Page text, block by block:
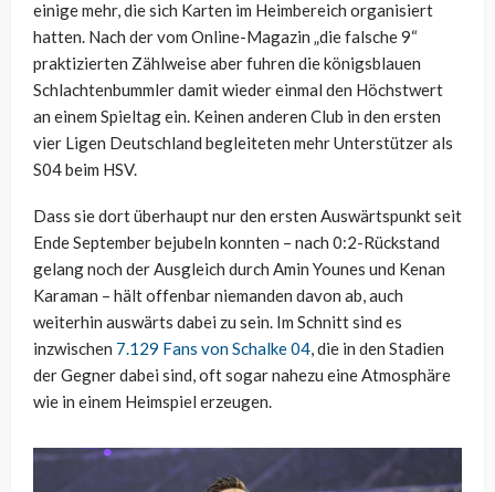
einige mehr, die sich Karten im Heimbereich organisiert
hatten. Nach der vom Online-Magazin „die falsche 9“
praktizierten Zählweise aber fuhren die königsblauen
Schlachtenbummler damit wieder einmal den Höchstwert
an einem Spieltag ein. Keinen anderen Club in den ersten
vier Ligen Deutschland begleiteten mehr Unterstützer als
S04 beim HSV.
Dass sie dort überhaupt nur den ersten Auswärtspunkt seit
Ende September bejubeln konnten – nach 0:2-Rückstand
gelang noch der Ausgleich durch Amin Younes und Kenan
Karaman – hält offenbar niemanden davon ab, auch
weiterhin auswärts dabei zu sein. Im Schnitt sind es
inzwischen 7.129 Fans von Schalke 04, die in den Stadien
der Gegner dabei sind, oft sogar nahezu eine Atmosphäre
wie in einem Heimspiel erzeugen.